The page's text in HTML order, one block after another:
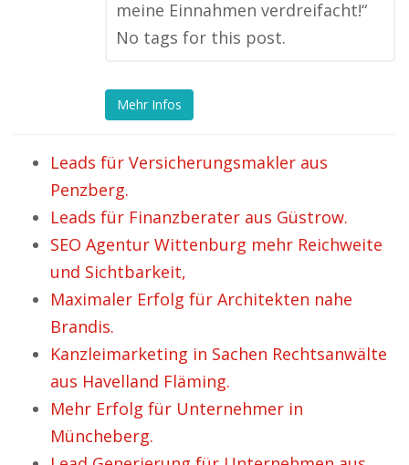
meine Einnahmen verdreifacht!“
No tags for this post.
Mehr Infos
Leads für Versicherungsmakler aus
Penzberg.
Leads für Finanzberater aus Güstrow.
SEO Agentur Wittenburg mehr Reichweite
und Sichtbarkeit,
Maximaler Erfolg für Architekten nahe
Brandis.
Kanzleimarketing in Sachen Rechtsanwälte
aus Havelland Fläming.
Mehr Erfolg für Unternehmer in
Müncheberg.